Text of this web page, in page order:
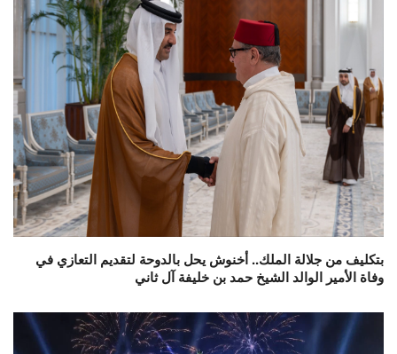
بتكليف من جلالة الملك.. أخنوش يحل بالدوحة لتقديم التعازي في
وفاة الأمير الوالد الشيخ حمد بن خليفة آل ثاني